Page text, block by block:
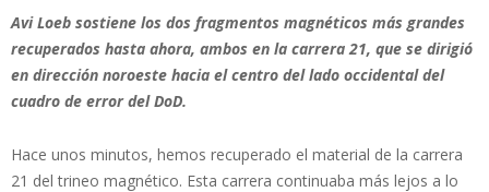
Avi Loeb sostiene los dos fragmentos magnéticos más grandes
recuperados hasta ahora, ambos en la carrera 21, que se dirigió
en dirección noroeste hacia el centro del lado occidental del
cuadro de error del DoD.
Hace unos minutos, hemos recuperado el material de la carrera
21 del trineo magnético. Esta carrera continuaba más lejos a lo